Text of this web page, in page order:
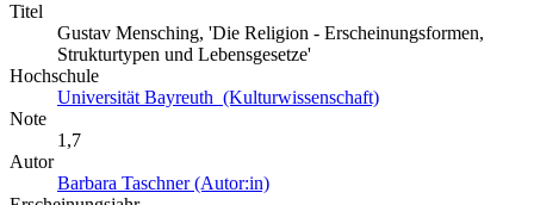
Titel
Gustav Mensching, 'Die Religion - Erscheinungsformen,
Strukturtypen und Lebensgesetze'
Hochschule
Universität Bayreuth (Kulturwissenschaft)
Note
1,7
Autor
Barbara Taschner (Autor:in)